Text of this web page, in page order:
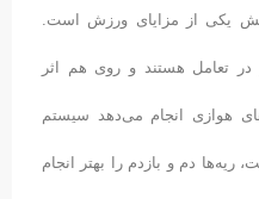
یکی از مزایای ورزش است.
تعامل هستند و روی هم اثر
هوازی انجام می‌دهد سیستم
دم و بازدم را بهتر انجام